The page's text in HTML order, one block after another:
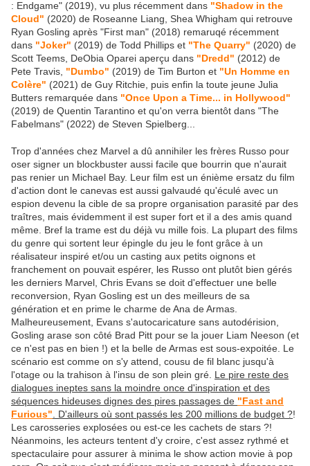
: Endgame" (2019), vu plus récemment dans "Shadow in the
Cloud" (2020) de Roseanne Liang, Shea Whigham qui retrouve
Ryan Gosling après "First man" (2018) remaruqé récemment
dans "Joker" (2019) de Todd Phillips et "The Quarry" (2020) de
Scott Teems, DeObia Oparei aperçu dans "Dredd" (2012) de
Pete Travis, "Dumbo" (2019) de Tim Burton et "Un Homme en
Colère" (2021) de Guy Ritchie, puis enfin la toute jeune Julia
Butters remarquée dans "Once Upon a Time... in Hollywood"
(2019) de Quentin Tarantino et qu'on verra bientôt dans "The
Fabelmans" (2022) de Steven Spielberg...
Trop d'années chez Marvel a dû annihiler les frères Russo pour
oser signer un blockbuster aussi facile que bourrin que n'aurait
pas renier un Michael Bay. Leur film est un énième ersatz du film
d'action dont le canevas est aussi galvaudé qu'éculé avec un
espion devenu la cible de sa propre organisation parasité par des
traîtres, mais évidemment il est super fort et il a des amis quand
même. Bref la trame est du déjà vu mille fois. La plupart des films
du genre qui sortent leur épingle du jeu le font grâce à un
réalisateur inspiré et/ou un casting aux petits oignons et
franchement on pouvait espérer, les Russo ont plutôt bien gérés
les derniers Marvel, Chris Evans se doit d'effectuer une belle
reconversion, Ryan Gosling est un des meilleurs de sa
génération et en prime le charme de Ana de Armas.
Malheureusement, Evans s'autocaricature sans autodérision,
Gosling arase son côté Brad Pitt pour se la jouer Liam Neeson (et
ce n'est pas en bien !) et la belle de Armas est sous-expoitée. Le
scénario est comme on s'y attend, cousu de fil blanc jusqu'à
l'otage ou la trahison à l'insu de son plein gré. Le pire reste des
dialogues ineptes sans la moindre once d'inspiration et des
séquences hideuses dignes des pires passages de "Fast and
Furious" . D'ailleurs où sont passés les 200 millions de budget ?!
Les carosseries explosées ou est-ce les cachets de stars ?!
Néanmoins, les acteurs tentent d'y croire, c'est assez rythmé et
spectaculaire pour assurer à minima le show action movie à pop